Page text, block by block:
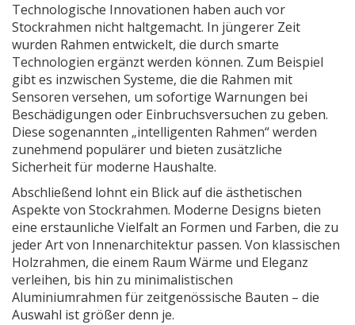
Technologische Innovationen haben auch vor
Stockrahmen nicht haltgemacht. In jüngerer Zeit
wurden Rahmen entwickelt, die durch smarte
Technologien ergänzt werden können. Zum Beispiel
gibt es inzwischen Systeme, die die Rahmen mit
Sensoren versehen, um sofortige Warnungen bei
Beschädigungen oder Einbruchsversuchen zu geben.
Diese sogenannten „intelligenten Rahmen“ werden
zunehmend populärer und bieten zusätzliche
Sicherheit für moderne Haushalte.
Abschließend lohnt ein Blick auf die ästhetischen
Aspekte von Stockrahmen. Moderne Designs bieten
eine erstaunliche Vielfalt an Formen und Farben, die zu
jeder Art von Innenarchitektur passen. Von klassischen
Holzrahmen, die einem Raum Wärme und Eleganz
verleihen, bis hin zu minimalistischen
Aluminiumrahmen für zeitgenössische Bauten – die
Auswahl ist größer denn je.